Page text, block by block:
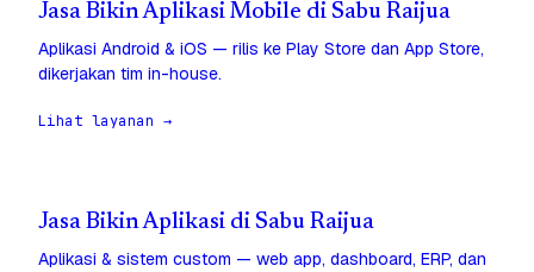
Jasa Bikin Aplikasi Mobile di Sabu Raijua
Aplikasi Android & iOS — rilis ke Play Store dan App Store,
dikerjakan tim in-house.
Lihat layanan →
Jasa Bikin Aplikasi di Sabu Raijua
Aplikasi & sistem custom — web app, dashboard, ERP, dan